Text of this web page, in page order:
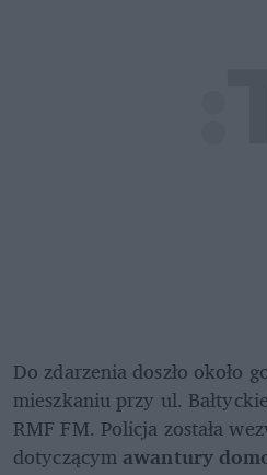
Do zdarzenia doszło około
mieszkaniu przy ul.
RMF FM. Policja została
dotyczącym awantury